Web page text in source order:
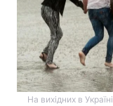
На вихідних в